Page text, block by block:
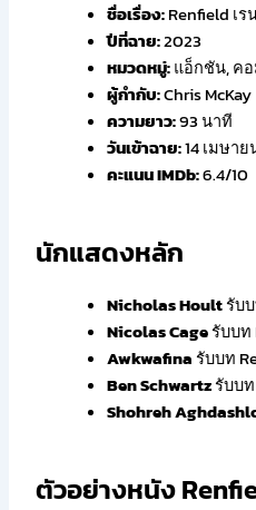
ชื่อเรื่อง:Renfield เ
ปีที่ฉาย:2023
หมวดหมู่:แอ็กชัน, ค
ผู้กำกับ:Chris McKay
ความยาว:93 นาที
วันเข้าฉาย:14 เมษา
คะแนน IMDb:6.4/10
นักแสดงหลัก
Nicholas Houltรับ
Nicolas Cageรับบท
Awkwafinaรับบท
Ben Schwartzรับบ
Shohreh
ตัวอย่างหนัง